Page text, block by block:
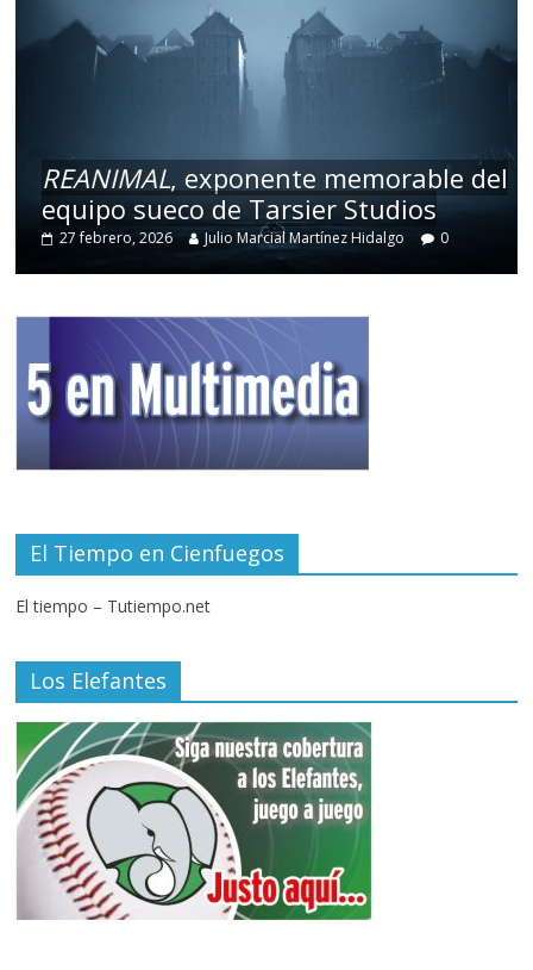
REANIMAL, exponente memorable del
equipo sueco de Tarsier Studios
27 febrero, 2026 Julio Marcial Martínez Hidalgo 0
El Tiempo en Cienfuegos
El tiempo – Tutiempo.net
Los Elefantes